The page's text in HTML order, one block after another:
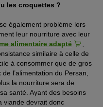
les croquettes ?
également problème lors
leur nourriture avec leur
alimentaire adapté
,
similaire à celle de
à consommer que de gros
l’alimentation du Persan,
la nourriture sera de
santé. Ayant des besoins
viande devrait donc